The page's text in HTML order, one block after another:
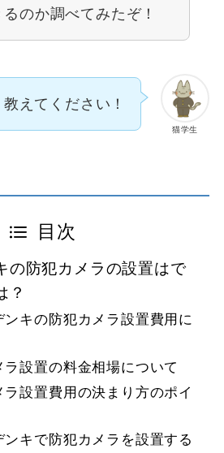
のか調べてみたぞ！
猫学生
えてください！
目次
の防犯カメラの設置はで
？
ンキの防犯カメラ設置費用に
ラ設置の料金相場について
ラ設置費用の決まり方のポイ
ンキで防犯カメラを設置する